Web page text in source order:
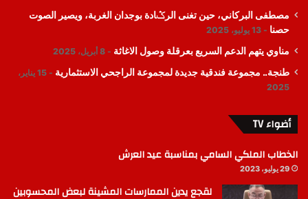
مصطفى البركاني، حين تغنى الرݣادة بوجدان الغربة، ويصير الصوت
حصنا
13 يوليو، 2025
مناوي يتهم الدعم السريع بعرقلة وصول الاغاثة 8 أبريل، 2025
طنجة.. مجموعة فندقية جديدة لمجموعة الراجحي الاستثمارية
15 يناير،
2025
أضواء TV
الخطاب الملكي السامي بمناسبة عيد العرش
29 يوليو، 2023
لقجع يدين الممارسات المشينة لبعض المحسوبين